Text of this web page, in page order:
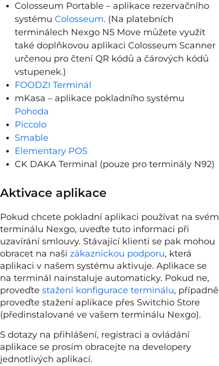
Colosseum Portable – aplikace rezervačního
systému Colosseum. (Na platebních
terminálech Nexgo N5 Move můžete využít
také doplňkovou aplikaci Colosseum Scanner
určenou pro čtení QR kódů a čárových kódů
vstupenek.)
FOODZI Terminál
mKasa – aplikace pokladního systému
Pohoda
Piccolo
Smable
Elementary POS
CK DAKA Terminal (pouze pro terminály N92)
Aktivace aplikace
Pokud chcete pokladní aplikaci používat na svém
terminálu Nexgo, uveďte tuto informaci při
uzavírání smlouvy. Stávající klienti se pak mohou
obracet na naši zákaznickou podporu, která
aplikaci v našem systému aktivuje. Aplikace se
na terminál nainstaluje automaticky. Pokud ne,
proveďte stažení konfigurace terminálu, případně
proveďte stažení aplikace přes Switchio Store
(předinstalované ve vašem terminálu Nexgo).
S dotazy na přihlášení, registraci a ovládání
aplikace se prosím obracejte na developery
jednotlivých aplikací.